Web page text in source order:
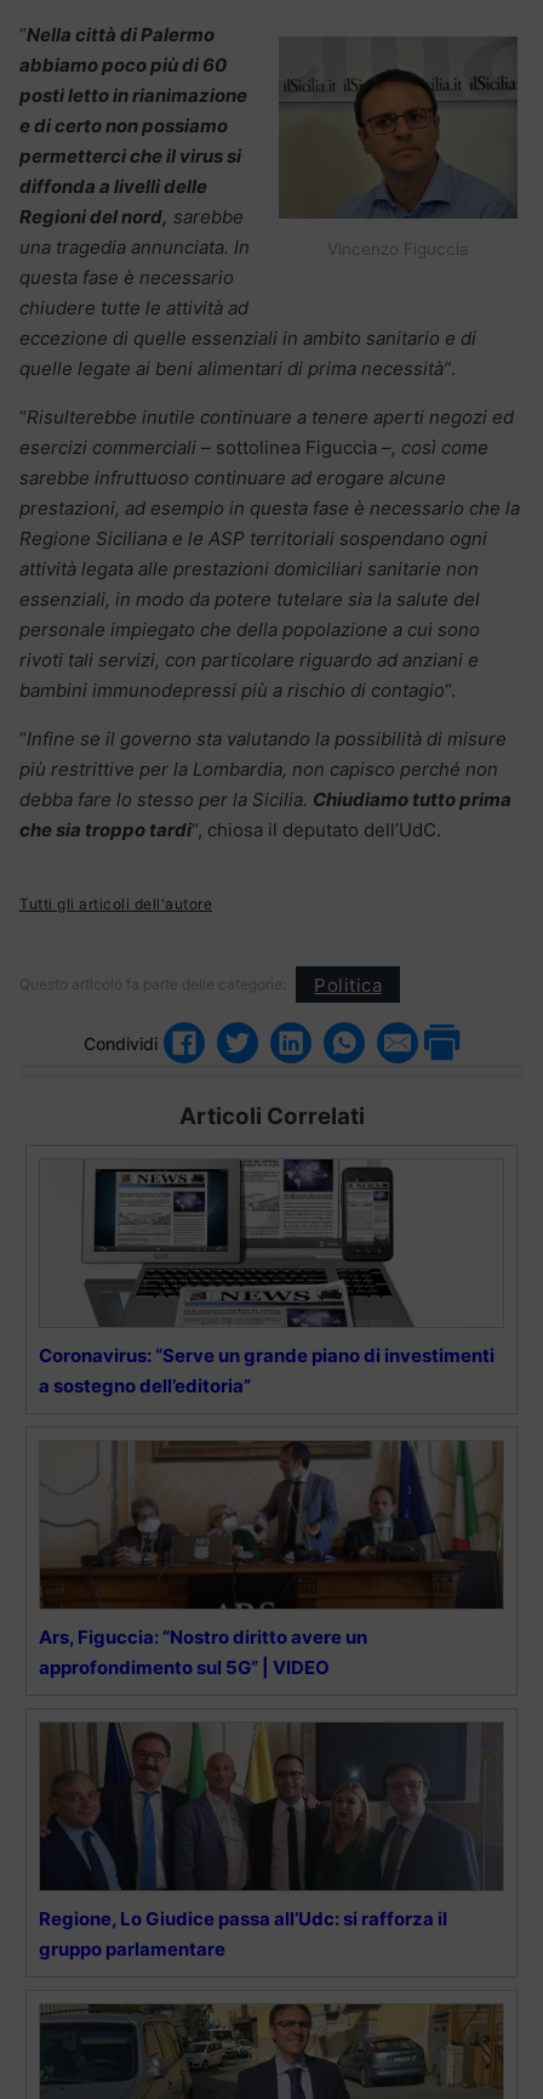
Vincenzo Figuccia
“Nella città di Palermo
abbiamo poco più di 60
posti letto in rianimazione
e di certo non possiamo
permetterci che il virus si
diffonda a livelli delle
Regioni del nord, sarebbe
una tragedia annunciata. In
questa fase è necessario
chiudere tutte le attività ad
eccezione di quelle essenziali in ambito sanitario e di
quelle legate ai beni alimentari di prima necessità”.
“Risulterebbe inutile continuare a tenere aperti negozi ed
esercizi commerciali – sottolinea Figuccia –, così come
sarebbe infruttuoso continuare ad erogare alcune
prestazioni, ad esempio in questa fase è necessario che la
Regione Siciliana e le ASP territoriali sospendano ogni
attività legata alle prestazioni domiciliari sanitarie non
essenziali, in modo da potere tutelare sia la salute del
personale impiegato che della popolazione a cui sono
rivoti tali servizi, con particolare riguardo ad anziani e
bambini immunodepressi più a rischio di contagio“.
“Infine se il governo sta valutando la possibilità di misure
più restrittive per la Lombardia, non capisco perché non
debba fare lo stesso per la Sicilia. Chiudiamo tutto prima
che sia troppo tardi“, chiosa il deputato dell’UdC.
Tutti gli articoli dell'autore
Questo articolo fa parte delle categorie: Politica
Condividi
Articoli Correlati
Coronavirus: “Serve un grande piano di investimenti
a sostegno dell’editoria”
Ars, Figuccia: “Nostro diritto avere un
approfondimento sul 5G” | VIDEO
Regione, Lo Giudice passa all’Udc: si rafforza il
gruppo parlamentare